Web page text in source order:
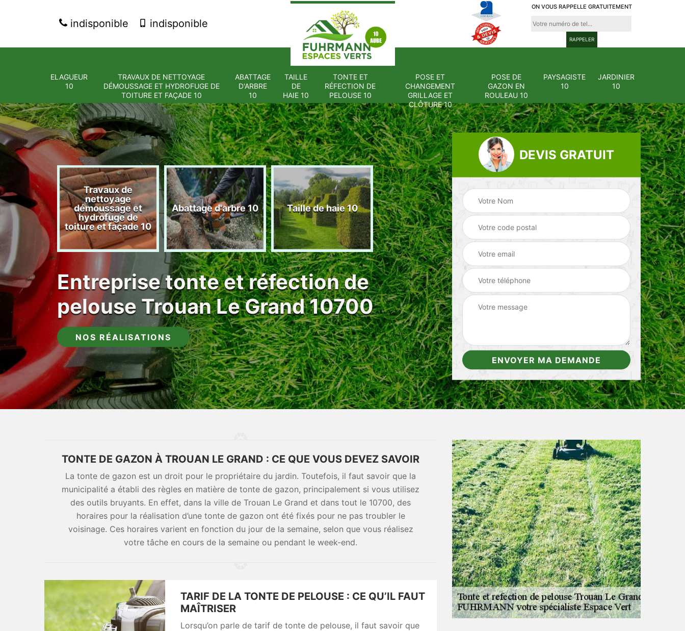
indisponible indisponible
ON VOUS RAPPELLE GRATUITEMENT
ELAGUEUR
10
TRAVAUX DE NETTOYAGE
DÉMOUSSAGE ET HYDROFUGE DE
TOITURE ET FAÇADE 10
ABATTAGE
D'ARBRE
10
TAILLE
DE
HAIE 10
TONTE ET
RÉFECTION DE
PELOUSE 10
POSE ET
CHANGEMENT
GRILLAGE ET
CLÔTURE 10
POSE DE
GAZON EN
ROULEAU 10
PAYSAGISTE
10
JARDINIER
10
10
Travaux de
nettoyage
démoussage et
hydrofuge de
toiture et façade 10
Abattage d'arbre 10 Taille de haie 10
Tonte et réfection
de pelouse 10
changement
grillage et clôture
10
Pose de gazon en
rouleau 10
Entreprise tonte et réfection de
pelouse Trouan Le Grand 10700
NOS RÉALISATIONS
DEVIS GRATUIT
TONTE DE GAZON À TROUAN LE GRAND : CE QUE VOUS DEVEZ SAVOIR
La tonte de gazon est un droit pour le propriétaire du jardin. Toutefois, il faut savoir que la
municipalité a établi des règles en matière de tonte de gazon, principalement si vous utilisez
des outils bruyants. En effet, dans la ville de Trouan Le Grand et dans tout le 10700, des
horaires pour la réalisation d’une tonte de gazon ont été fixés pour ne pas troubler le
voisinage. Ces horaires varient en fonction du jour de la semaine, selon que vous réalisez
votre tâche en cours de la semaine ou pendant le week-end.
TARIF DE LA TONTE DE PELOUSE : CE QU’IL FAUT
MAÎTRISER
Lorsqu’on parle de tarif de tonte de pelouse, il faut savoir que